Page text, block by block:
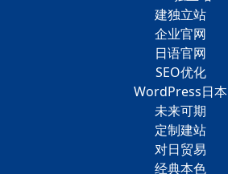
建独立站
企业官网
日语官网
SEO优化
WordPress日本
未来可期
定制建站
对日贸易
经典本色